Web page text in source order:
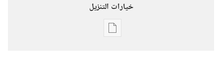
خيارات التنزيل
خيارات